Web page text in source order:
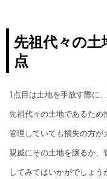
先祖代々の土
点
1点目は土地を手放す際に
先祖代々の土地であるため
管理していても損失の方が
親戚にその土地を譲るか、
してみてはいかがでしょう